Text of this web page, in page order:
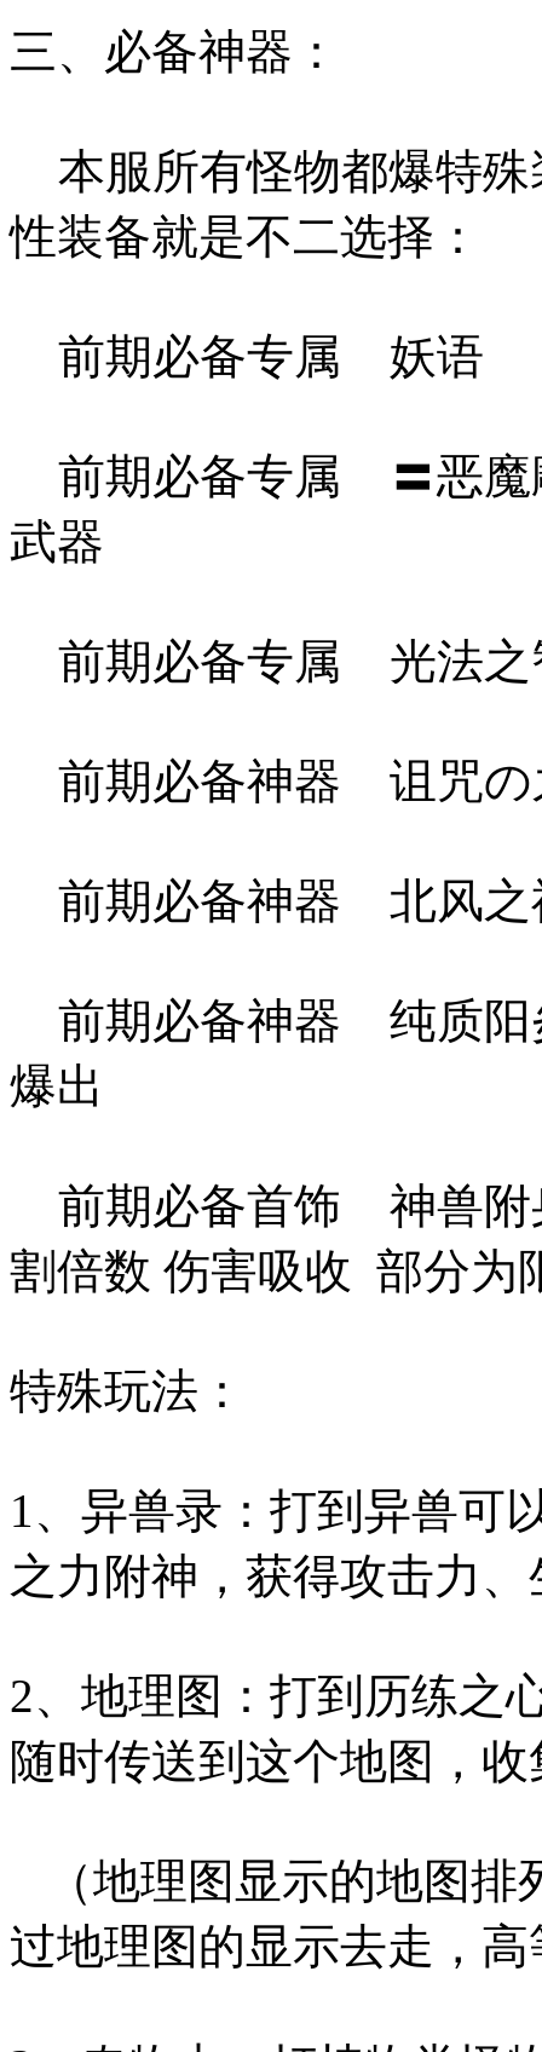
三、必备神器：
本服所有怪物都爆特殊
性装备就是不二选择：
前期必备专属 妖语
前期必备专属 〓恶魔
武器
前期必备专属 光法
前期必备神器 诅咒の
前期必备神器 北风之
前期必备神器 纯质阳
爆出
前期必备首饰 神兽附
割倍数 伤害吸收 部分为
特殊玩法：
1、异兽录：打到异兽可
之力附神，获得攻击力
2、地理图：打到历练之
随时传送到这个地图，
（地理图显示的地图排
过地理图的显示去走，